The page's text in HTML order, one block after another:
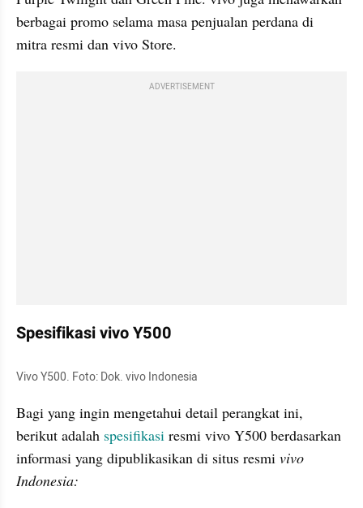
berbagai promo selama masa penjualan perdana di
mitra resmi dan vivo Store.
ADVERTISEMENT
Spesifikasi vivo Y500
Vivo Y500. Foto: Dok. vivo Indonesia
Bagi yang ingin mengetahui detail perangkat ini,
berikut adalah spesifikasi resmi vivo Y500 berdasarkan
informasi yang dipublikasikan di situs resmi vivo
Indonesia: